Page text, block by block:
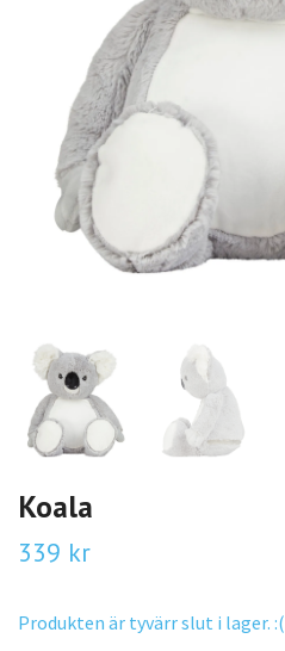
Koala
339 kr
Produkten är tyvärr slut i lager. :(